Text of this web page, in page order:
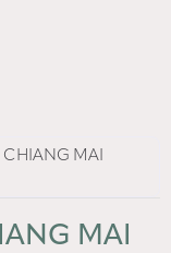
CHIANG MAI
MAI